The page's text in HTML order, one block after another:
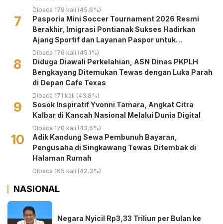
Dibaca 178 kali (45.6%)
7
Pasporia Mini Soccer Tournament 2026 Resmi
Berakhir, Imigrasi Pontianak Sukses Hadirkan
Ajang Sportif dan Layanan Paspor untuk
Masyarakat
Dibaca 176 kali (45.1%)
8
Diduga Diawali Perkelahian, ASN Dinas PKPLH
Bengkayang Ditemukan Tewas dengan Luka Parah
di Depan Cafe Texas
Dibaca 171 kali (43.8%)
9
‎Sosok Inspiratif Yvonni Tamara, Angkat Citra
Kalbar di Kancah Nasional Melalui Dunia Digital ‎
Dibaca 170 kali (43.6%)
10
Adik Kandung Sewa Pembunuh Bayaran,
Pengusaha di Singkawang Tewas Ditembak di
Halaman Rumah
Dibaca 165 kali (42.3%)
NASIONAL
Negara Nyicil Rp3,33 Triliun per Bulan ke